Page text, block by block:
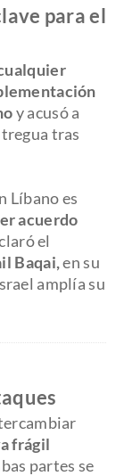
para el
y acusó a
tras
Líbano es
acuerdo
el
Baqai,en su
amplía su
frágil
partes se